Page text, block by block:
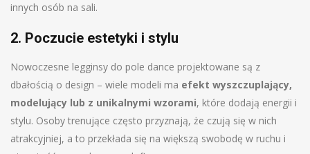
innych osób na sali.
2. Poczucie estetyki i stylu
Nowoczesne legginsy do pole dance projektowane są z
dbałością o design – wiele modeli ma efekt wyszczuplający,
modelujący lub z unikalnymi wzorami, które dodają energii i
stylu. Osoby trenujące często przyznają, że czują się w nich
atrakcyjniej, a to przekłada się na większą swobodę w ruchu i